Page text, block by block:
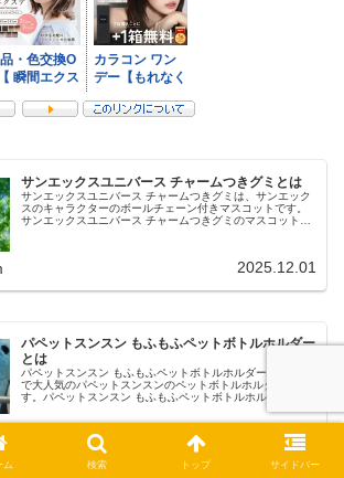
サンエックスユニバース チャームつきグミとは
サンエックスユニバース チャームつきグミは、サンエック
スのキャラクターのボールチェーン付きマスコットです。
サンエックスユニバース チャームつきグミのマスコットの
2025.12.01
パペットスンスン もふもふペットボトルホルダー
とは
パペットスンスン もふもふペットボトルホルダーは、SNS
で大人気のパペットスンスンのペットボトルホルダーで
す。パペットスンスン もふもふペットボトルホルダーは、
肩紐調整が可能で、500mlから600mlまでのペットボトルを
収納できます。今回...
2025.07.21
ム 検索 トップ サイドバー